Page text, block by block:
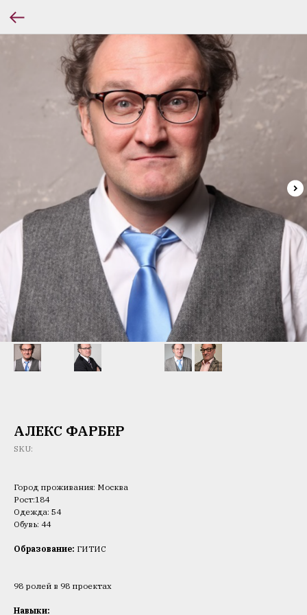
АЛЕКС ФАРБЕР
SKU:
Город проживания: Москва
Рост:184
Одежда: 54
Обувь: 44
Образование: ГИТИС
98 ролей в 98 проектах
Навыки: